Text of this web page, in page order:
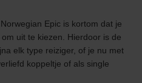
Epic is kortom dat je
uit te kiezen. Hierdoor is de
elk type reiziger, of je nu met
koppeltje of als single